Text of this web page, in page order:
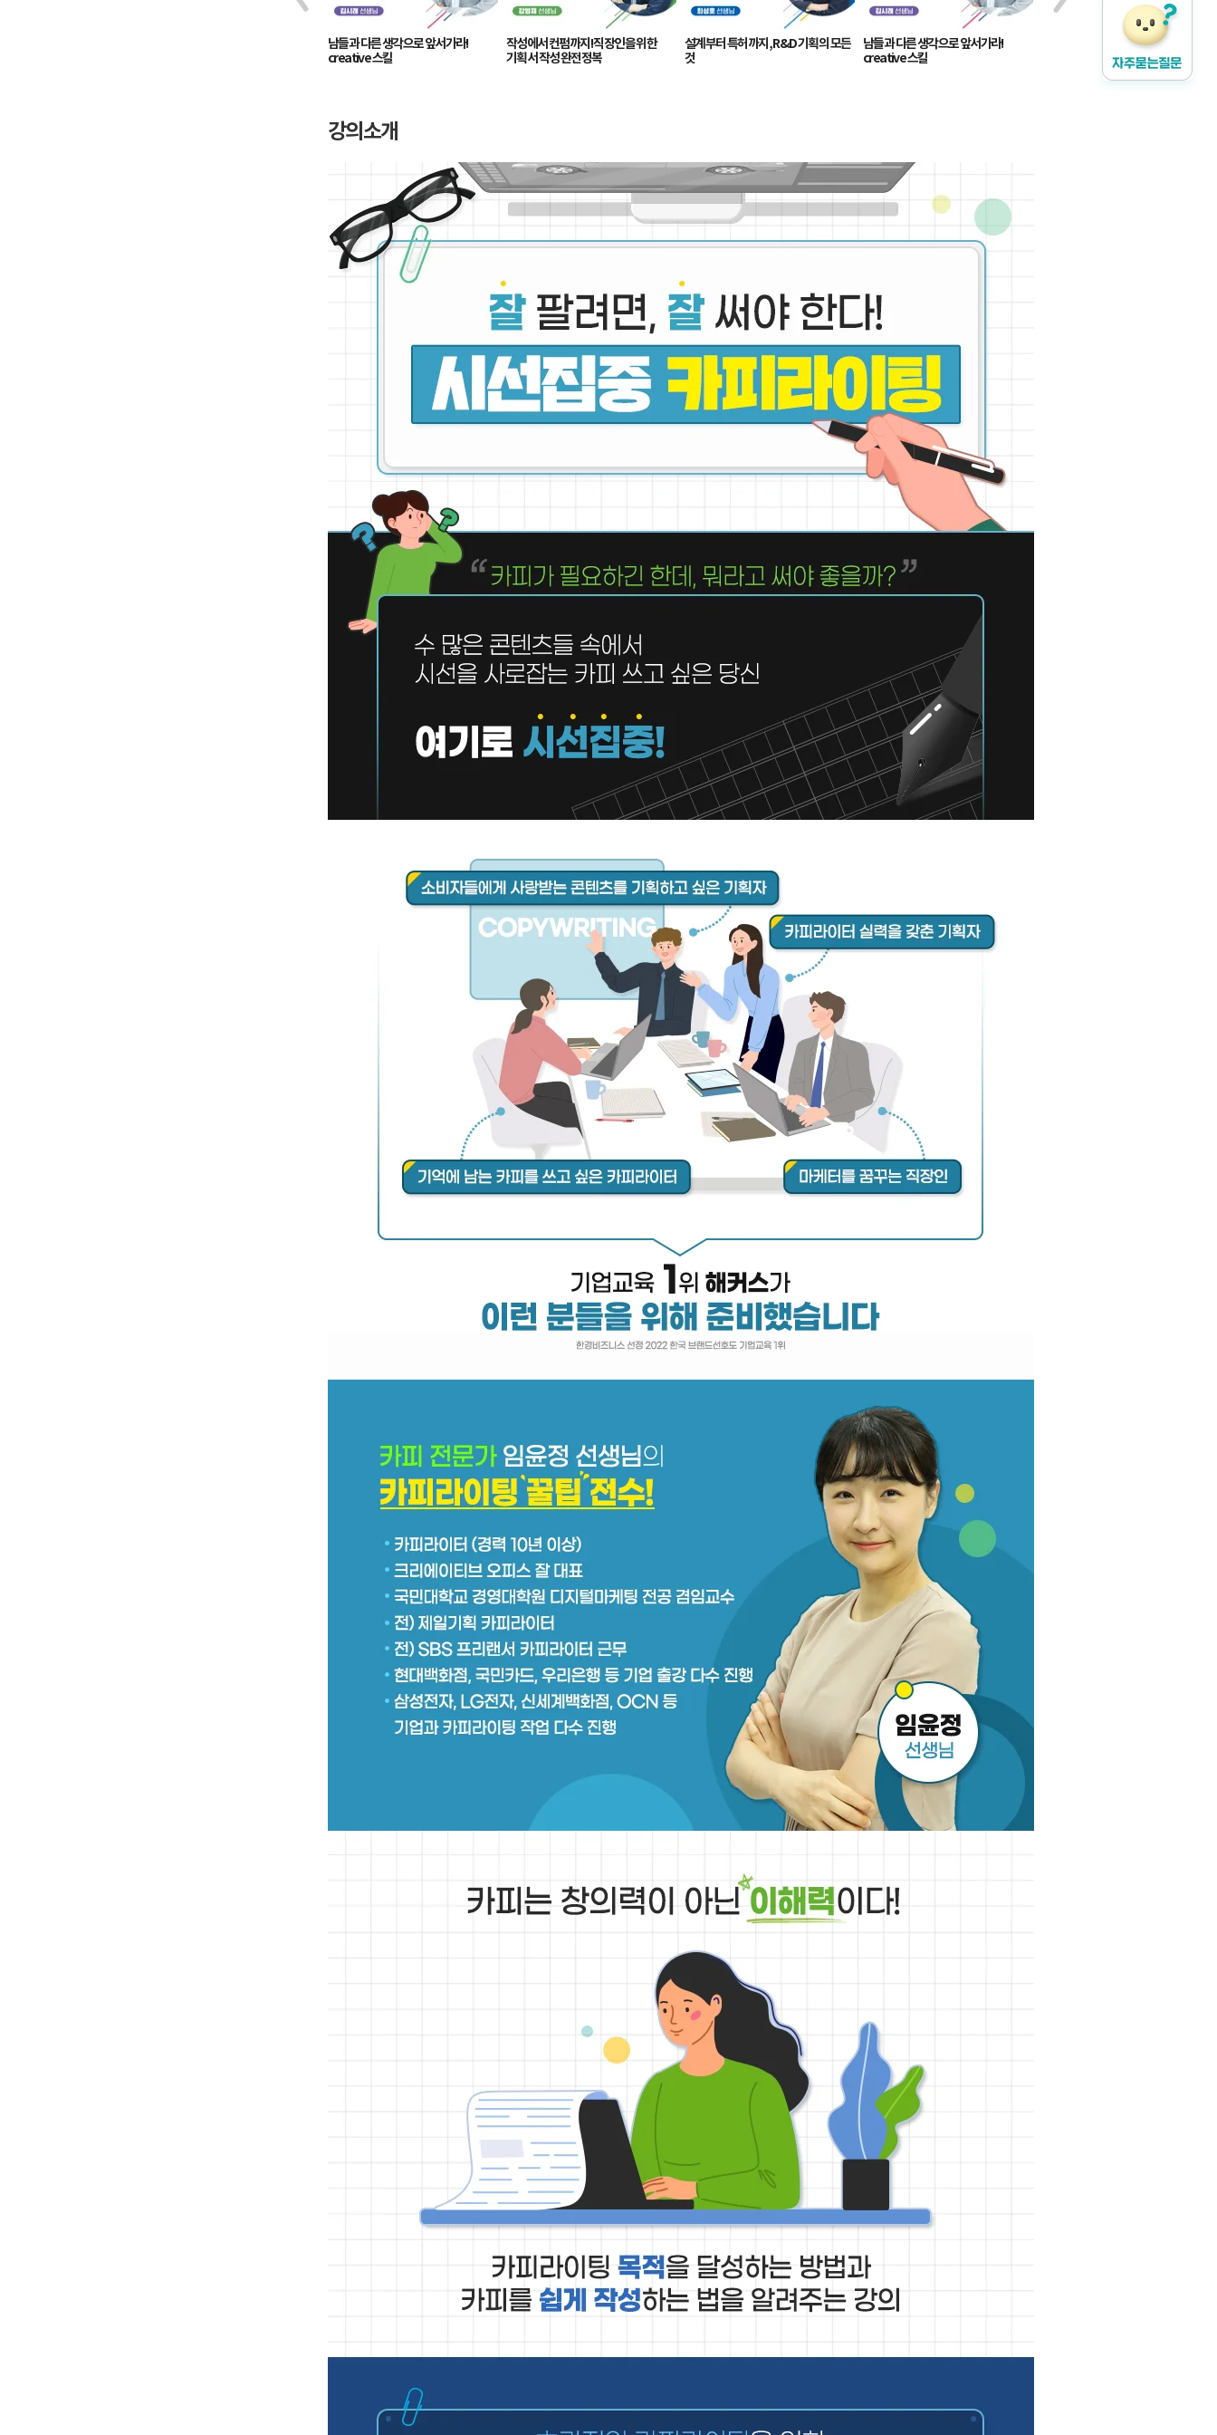
남들과 다른 생각으로 앞서가라!
creative 스킬
작성에서 컨펌까지! 직장인을 위한
기획서 작성 완전정복
설계부터 특허까지, R&D 기획의 모든
것
남들과 다른 생각으로 앞서가라!
creative 스킬
강의소개